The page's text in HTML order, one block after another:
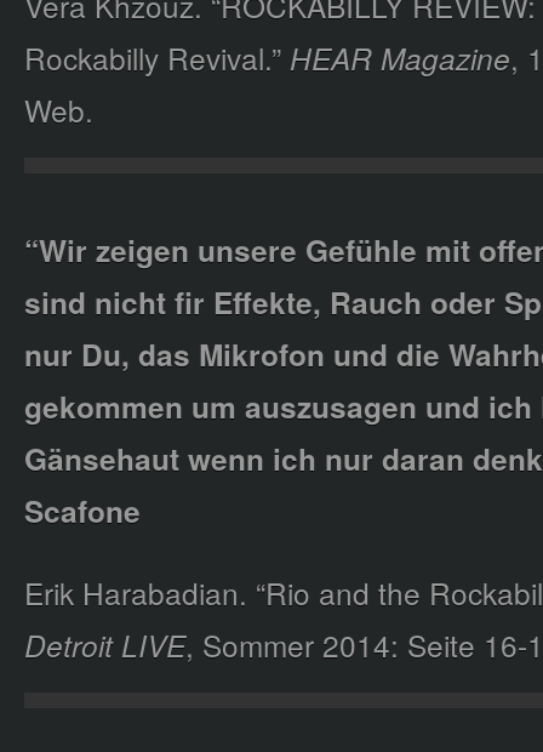
Rockabilly Revival.” HEAR Magazine,
Web.
“Wir zeigen unsere Gefühle mit
sind nicht fir Effekte, Rauch oder
nur Du, das Mikrofon und die
gekommen um auszusagen und ich
Gänsehaut wenn ich nur daran
Scafone
Erik Harabadian. “Rio and the
Detroit LIVE, Sommer 2014: Seite 16-